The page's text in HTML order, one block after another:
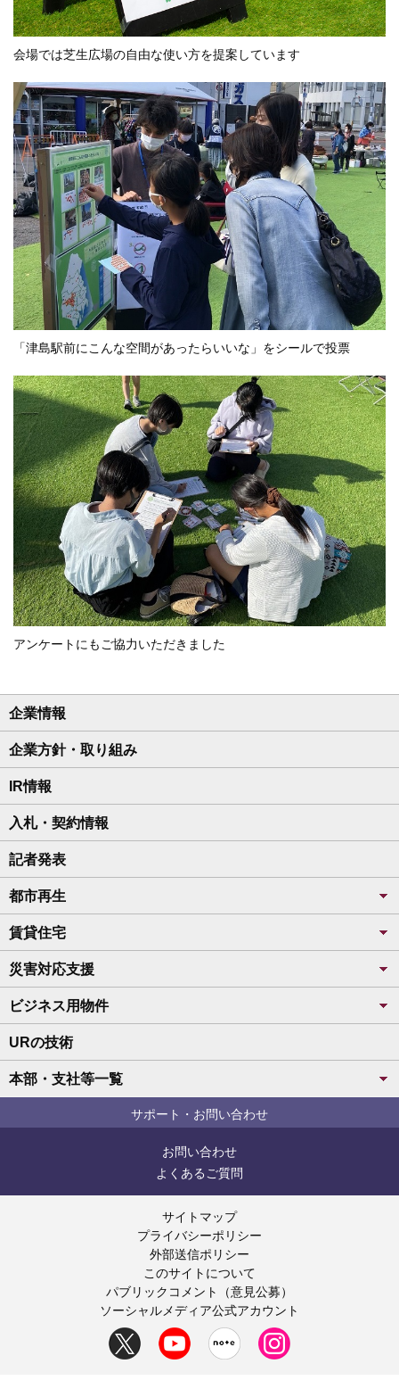
会場では芝生広場の自由な使い方を提案しています
「津島駅前にこんな空間があったらいいな」をシールで投票
アンケートにもご協力いただきました
企業情報
企業方針・取り組み
IR情報
入札・契約情報
記者発表
都市再生
賃貸住宅
災害対応支援
ビジネス用物件
URの技術
本部・支社等一覧
サポート・お問い合わせ
お問い合わせ
よくあるご質問
サイトマップ
プライバシーポリシー
外部送信ポリシー
このサイトについて
パブリックコメント（意見公募）
ソーシャルメディア公式アカウント